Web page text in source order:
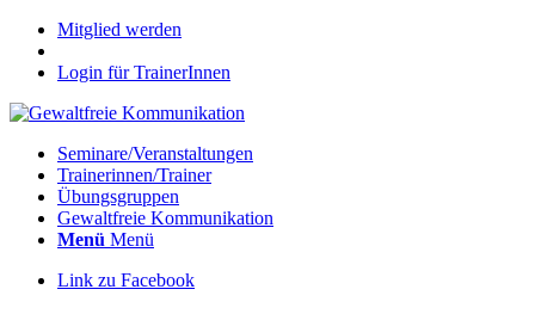
Mitglied werden
Login für TrainerInnen
Seminare/Veranstaltungen
Trainerinnen/Trainer
Übungsgruppen
Gewaltfreie Kommunikation
Menü Menü
Link zu Facebook